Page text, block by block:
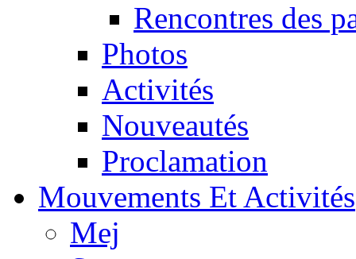
Rencontres des
Photos
Activités
Nouveautés
Proclamation
Mouvements Et Activités
Mej